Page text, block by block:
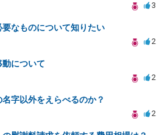
3
なものについて知りたい
2
について
2
字以外をえらべるのか？
2